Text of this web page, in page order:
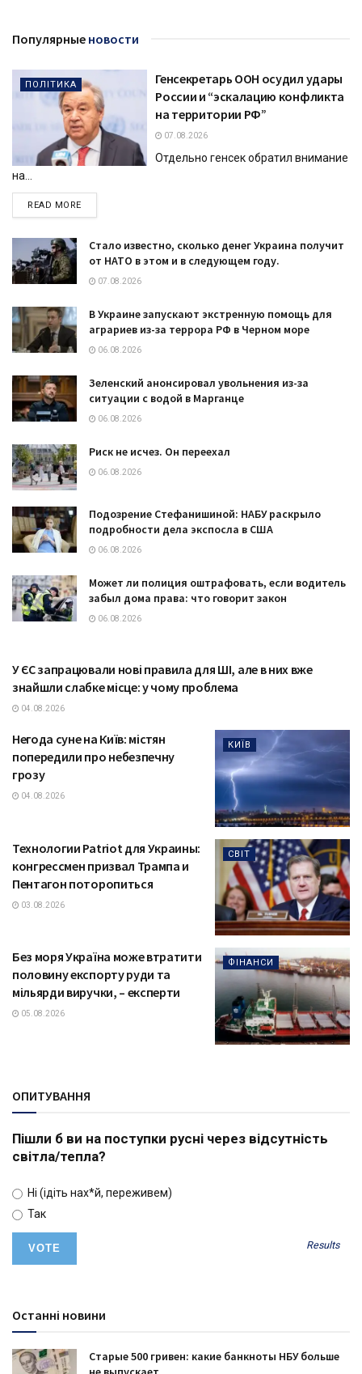
Популярные новости
ПОЛІТИКА
Генсекретарь ООН осудил удары
России и “эскалацию конфликта
на территории РФ”
07.08.2026
Отдельно генсек обратил внимание
на...
READ MOREDETAILS
Стало известно, сколько денег Украина получит
от НАТО в этом и в следующем году.
07.08.2026
В Украине запускают экстренную помощь для
аграриев из-за террора РФ в Черном море
06.08.2026
Зеленский анонсировал увольнения из-за
ситуации с водой в Марганце
06.08.2026
Риск не исчез. Он переехал
06.08.2026
Подозрение Стефанишиной: НАБУ раскрыло
подробности дела экспосла в США
06.08.2026
Может ли полиция оштрафовать, если водитель
забыл дома права: что говорит закон
06.08.2026
ТЕХНОЛОГІЇ
У ЄС запрацювали нові правила для ШІ, але в них вже
знайшли слабке місце: у чому проблема
04.08.2026
КИЇВ
Негода суне на Київ: містян
попередили про небезпечну
грозу
04.08.2026
СВІТ
Технологии Patriot для Украины:
конгрессмен призвал Трампа и
Пентагон поторопиться
03.08.2026
ФІНАНСИ
Без моря Україна може втратити
половину експорту руди та
мільярди виручки, – експерти
05.08.2026
ОПИТУВАННЯ
Пішли б ви на поступки русні через відсутність
світла/тепла?
Ні (ідіть нах*й, переживем)
Так
Results
Останні новини
Старые 500 гривен: какие банкноты НБУ больше